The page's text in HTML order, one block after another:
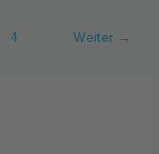
4 Weiter →